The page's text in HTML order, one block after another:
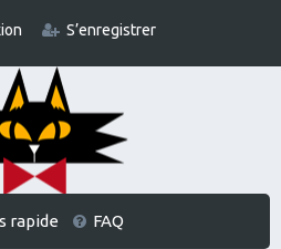
S’enregistrer
rapide FAQ